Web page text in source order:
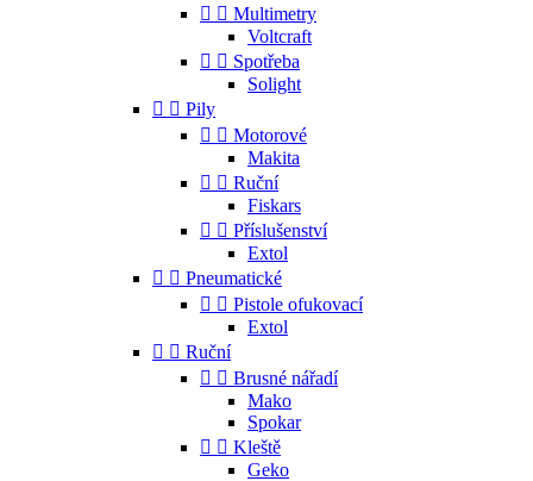
  Multimetry
Voltcraft
  Spotřeba
Solight
  Pily
  Motorové
Makita
  Ruční
Fiskars
  Příslušenství
Extol
  Pneumatické
  Pistole ofukovací
Extol
  Ruční
  Brusné nářadí
Mako
Spokar
  Kleště
Geko